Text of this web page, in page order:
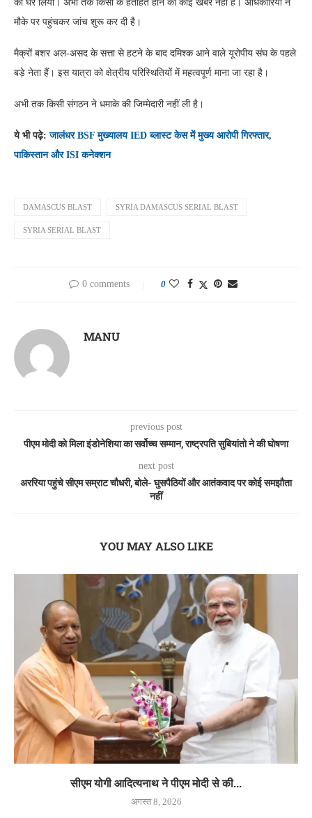
को घेर लिया। अभी तक किसी के हताहत होने की कोई खबर नहीं है। अधिकारियों ने
मौके पर पहुंचकर जांच शुरू कर दी है।
मैक्रों बशर अल-असद के सत्ता से हटने के बाद दमिश्क आने वाले यूरोपीय संघ के पहले
बड़े नेता हैं। इस यात्रा को क्षेत्रीय परिस्थितियों में महत्वपूर्ण माना जा रहा है।
अभी तक किसी संगठन ने धमाके की जिम्मेदारी नहीं ली है।
ये भी पढ़े:जालंधर BSF मुख्यालय IED ब्लास्ट केस में मुख्य आरोपी गिरफ्तार,
पाकिस्तान और ISI कनेक्शन
DAMASCUS BLAST SYRIA DAMASCUS SERIAL BLAST
SYRIA SERIAL BLAST
0 comments 0
MANU
previous post
पीएम मोदी को मिला इंडोनेशिया का सर्वोच्च सम्मान, राष्ट्रपति सुबियांतो ने की घोषणा
next post
अररिया पहुंचे सीएम सम्राट चौधरी, बोले- घुसपैठियों और आतंकवाद पर कोई समझौता
नहीं
YOU MAY ALSO LIKE
सीएम योगी आदित्यनाथ ने पीएम मोदी से की...
अगस्त 8, 2026